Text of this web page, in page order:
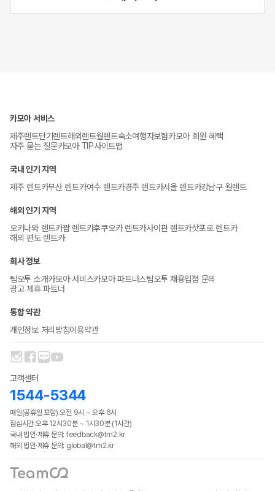
카모아 서비스
제주렌트단기렌트해외렌트월렌트숙소여행자보험카모아 회원 혜택
자주 묻는 질문카모아 TIP사이트맵
국내 인기 지역
제주 렌트카부산 렌트카여수 렌트카경주 렌트카서울 렌트카강남구 월렌트
해외 인기 지역
오키나와 렌트카괌 렌트카후쿠오카 렌트카사이판 렌트카삿포로 렌트카
해외 편도 렌트카
회사 정보
팀오투 소개카모아 서비스카모아 파트너스팀오투 채용입점 문의
광고 제휴 파트너
통합 약관
개인정보 처리방침이용약관
고객센터
1544-5344
매일(공휴일 포함) 오전 9시 ~ 오후 6시
점심시간 오후 12시30분 ~ 1시30분 (1시간)
국내 법인·제휴 문의: feedback@tm2.kr
해외 법인·제휴 문의: global@tm2.kr